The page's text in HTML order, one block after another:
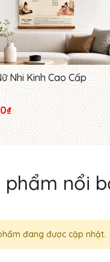
Nhi Kinh Cao Cấp
phẩm nổi
đang được cập nhật.